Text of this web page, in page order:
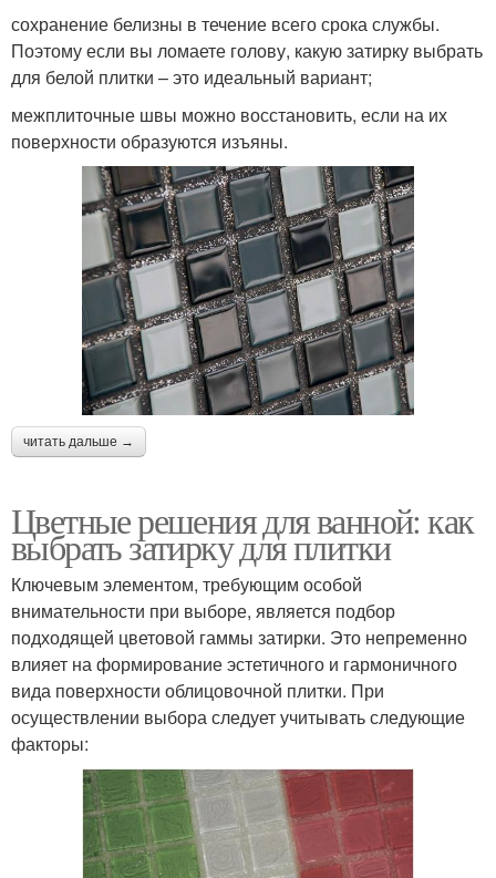
сохранение белизны в течение всего срока службы.
Поэтому если вы ломаете голову, какую затирку выбрать
для белой плитки – это идеальный вариант;
межплиточные швы можно восстановить, если на их
поверхности образуются изъяны.
читать дальше →
Цветные решения для ванной: как
выбрать затирку для плитки
Ключевым элементом, требующим особой
внимательности при выборе, является подбор
подходящей цветовой гаммы затирки. Это непременно
влияет на формирование эстетичного и гармоничного
вида поверхности облицовочной плитки. При
осуществлении выбора следует учитывать следующие
факторы: